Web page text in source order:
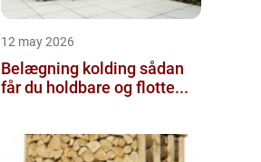
12 may 2026
Belægning kolding sådan
får du holdbare og flotte...